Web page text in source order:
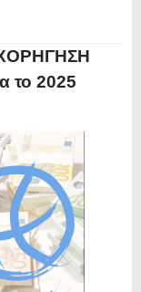
το 2025